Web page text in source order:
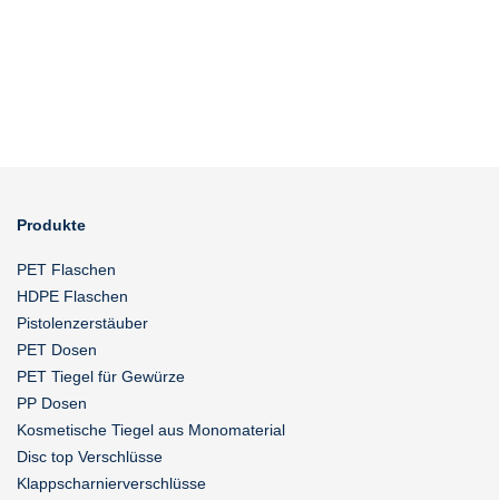
Produkte
PET Flaschen
HDPE Flaschen
Pistolenzerstäuber
PET Dosen
PET Tiegel für Gewürze
PP Dosen
Kosmetische Tiegel aus Monomaterial
Disc top Verschlüsse
Klappscharnierverschlüsse